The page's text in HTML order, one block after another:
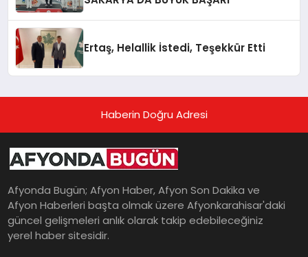
Ertaş, Helallik İstedi, Teşekkür Etti
Haberin Doğru Adresi
Afyonda Bugün; Afyon Haber, Afyon Son Dakika ve
Afyon Haberleri başta olmak üzere Afyonkarahisar'daki
güncel gelişmeleri anlık olarak takip edebileceğiniz
yerel haber sitesidir.